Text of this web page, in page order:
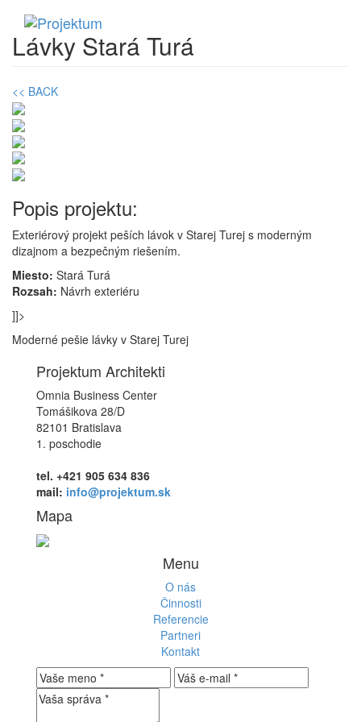
Lávky Stará Turá
<< BACK
Popis projektu:
Exteriérový projekt peších lávok v Starej Turej s moderným
dizajnom a bezpečným riešením.
Miesto: Stará Turá
Rozsah: Návrh exteriéru
]]>
Moderné pešie lávky v Starej Turej
Projektum Architekti
Omnia Business Center
Tomášikova 28/D
82101 Bratislava
1. poschodie
tel. +421 905 634 836
mail: info@projektum.sk
Mapa
Menu
O nás
Činnosti
Referencie
Partneri
Kontakt